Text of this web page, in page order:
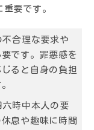
要です。
合理な要求や
です。罪悪感を
ると自身の負担
時中本人の要
息や趣味に時間